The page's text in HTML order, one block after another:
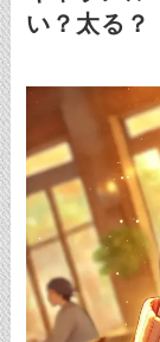
い？太る？